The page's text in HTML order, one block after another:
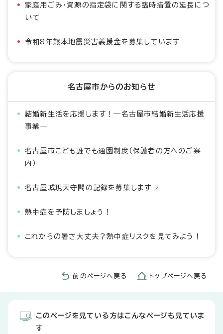
家庭用ごみ・資源の指定袋に関する臨時措置の延長につ
いて
令和8年熊本地震災害義援金を募集しています
名古屋市からのお知らせ
結婚新生活を応援します！―名古屋市結婚新生活応援
事業―
名古屋市こども誰でも通園制度（保護者の方へのご案
内）
名古屋城現天守閣の記録を募集します
熱中症を予防しましょう！
これからの暑さ大丈夫？熱中症リスクを見てみよう！
前のページへ戻る トップページへ戻る
このページを見ている方はこんなページも見ていま
す